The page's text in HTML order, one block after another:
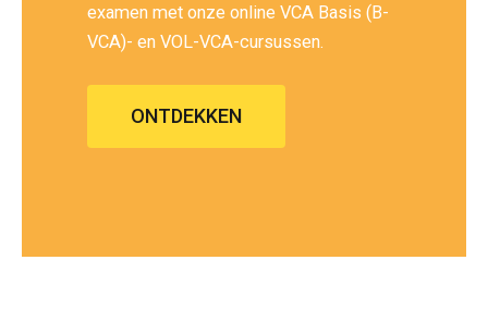
examen met onze online VCA Basis (B-
VCA)- en VOL-VCA-cursussen.
ONTDEKKEN